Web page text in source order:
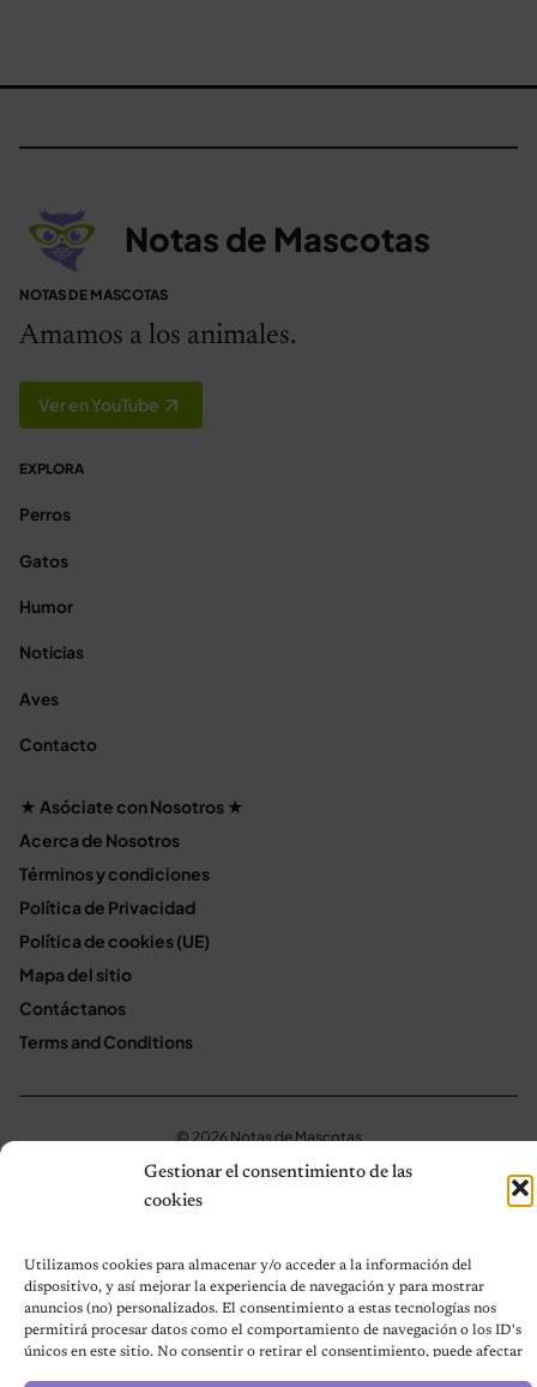
Gestionar el consentimiento de las
cookies
Utilizamos cookies para almacenar y/o acceder a la información del
dispositivo, y así mejorar la experiencia de navegación y para mostrar
anuncios (no) personalizados. El consentimiento a estas tecnologías nos
permitirá procesar datos como el comportamiento de navegación o los ID's
únicos en este sitio. No consentir o retirar el consentimiento, puede afectar
Notas de Mascotas
NOTAS DE MASCOTAS
Amamos a los animales.
Ver en YouTube
EXPLORA
Perros
Gatos
Humor
Noticias
Aves
Contacto
★ Asóciate con Nosotros ★
Acerca de Nosotros
Términos y condiciones
Política de Privacidad
Política de cookies (UE)
Mapa del sitio
Contáctanos
Terms and Conditions
© 2026 Notas de Mascotas
Política de privacidad